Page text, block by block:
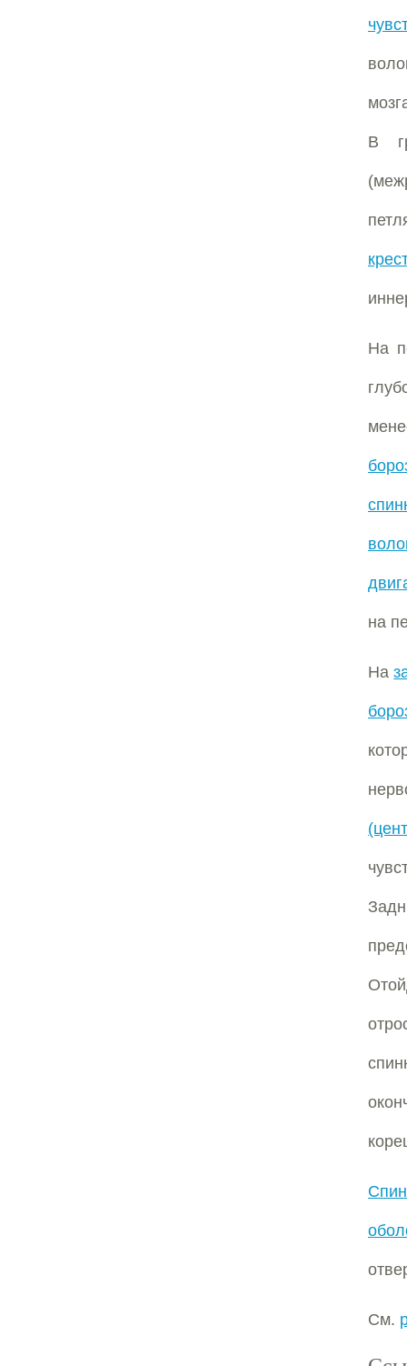
В
На
на
На
См.